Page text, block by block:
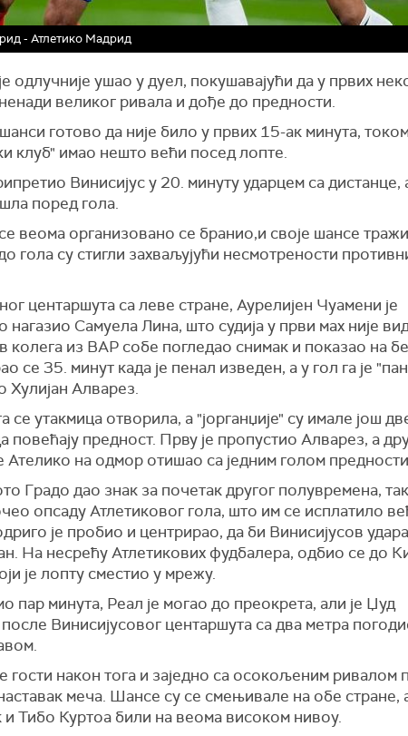
- Атлетико Мадрид
одлучније ушао у дуел, покушавајући да у првих
великог ривала и дође до предности.
готово да није било у првих 15-ак минута, током
клуб" имао нешто већи посед лопте.
Винисијус у 20. минуту ударцем са дистанце,
поред гола.
веома организовано се бранио,и своје шансе
гола су стигли захваљујући несмотрености
центаршута са леве стране, Аурелијен Чуамени је
нагазио Самуела Лина, што судија у први мах није
колега из ВАР собе погледао снимак и показао на
се 35. минут када је пенал изведен, а у гол га је
Хулијан Алварез.
се утакмица отворила, а "јорганџије" су имале још
повећају предност. Прву је пропустио Алварез, а
Ателико на одмор отишао са једним голом
Градо дао знак за почетак другог полувремена,
опсаду Атлетиковог гола, што им се исплатило
је пробио и центрирао, да би Винисијусов
На несрећу Атлетикових фудбалера, одбио се до
је лопту сместио у мрежу.
пар минута, Реал је могао до преокрета, али је Џуд
Винисијусовог центаршута са два метра
гости након тога и заједно са осокољеним ривалом
меча. Шансе су се смењивале на обе стране,
и Тибо Куртоа били на веома високом нивоу.